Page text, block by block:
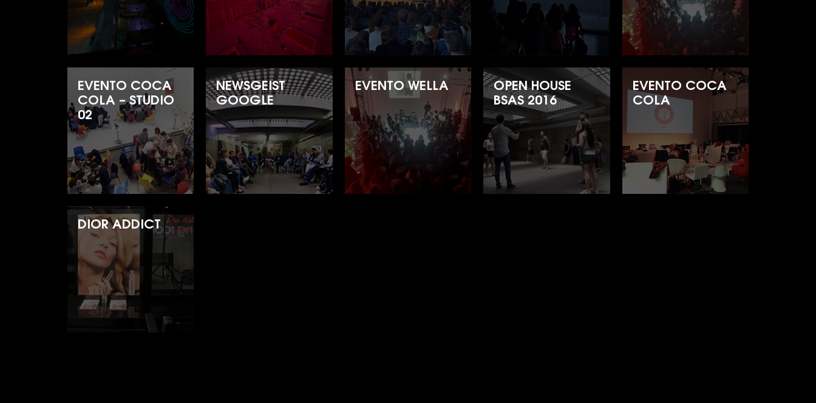
EVENTO COCA
COLA – STUDIO
02
NEWSGEIST
GOOGLE
EVENTO WELLA
OPEN HOUSE
BSAS 2016
EVENTO COCA
COLA
DIOR ADDICT